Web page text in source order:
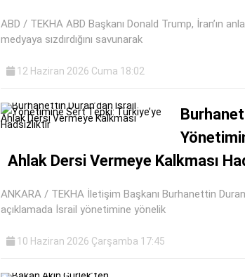
ABD / TEKHA ABD Başkanı Donald Trump, İran’ın
medyaya sızdırdığını savunarak
12 Haziran 2026 Cuma 18:02
Ahlak Dersi Vermeye Kalkması
ANKARA / TEKHA İletişim Başkanı Burhanettin
açıklamada İsrail yönetimine yönelik
10 Haziran 2026 Çarşamba 17:45